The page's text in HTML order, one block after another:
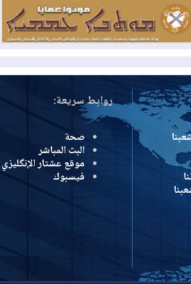
2026-08-02دمشق وعمّان تحذران بغداد:
أي هجوم من أراضي العراق سيواجه برد
روابط سريعة:
صحة
البث المباشر
موقع عشتار الإنگليزي
فيسبوك